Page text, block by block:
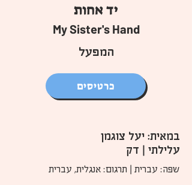
יד אחות
My Sister's Hand
המפעל
כרטיסים
במאית: יעל צוגמן
עלילתי | דק
שפה: עברית | תרגום: אנגלית, עברית